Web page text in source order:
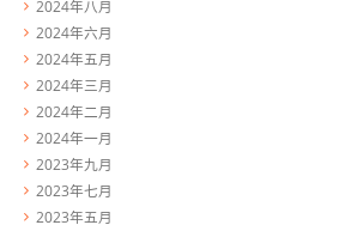
2024年八月
2024年六月
2024年五月
2024年三月
2024年二月
2024年一月
2023年九月
2023年七月
2023年五月